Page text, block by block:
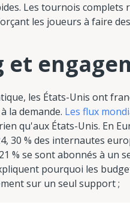
Les tournois
les joueurs à faire
et
les États-Unis ont
la demande. Les flux
qu'aux États-Unis. En
30 % des internautes
% se sont abonnés à un
pourquoi les
sur un seul support ;